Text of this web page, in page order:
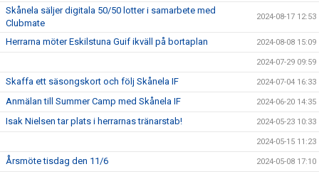
Skånela säljer digitala 50/50 lotter i samarbete med
Clubmate
2024-08-17 12:53
Herrarna möter Eskilstuna Guif ikväll på bortaplan 2024-08-08 15:09
2024-07-29 09:59
Skaffa ett säsongskort och följ Skånela IF 2024-07-04 16:33
Anmälan till Summer Camp med Skånela IF 2024-06-20 14:35
Isak Nielsen tar plats i herrarnas tränarstab! 2024-05-23 10:33
2024-05-15 11:23
Årsmöte tisdag den 11/6 2024-05-08 17:10